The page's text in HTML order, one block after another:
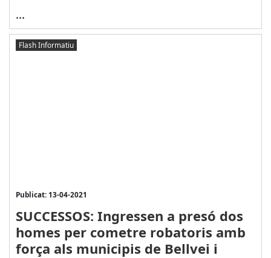
...
Flash Informatiu
Publicat: 13-04-2021
SUCCESSOS: Ingressen a presó dos
homes per cometre robatoris amb
força als municipis de Bellvei i